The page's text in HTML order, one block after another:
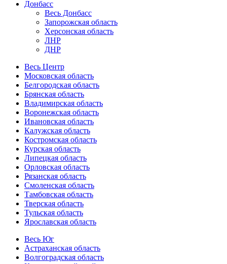
Донбасс
Весь Донбасс
Запорожская область
Херсонская область
ЛНР
ДНР
Весь Центр
Московская область
Белгородская область
Брянская область
Владимирская область
Воронежская область
Ивановская область
Калужская область
Костромская область
Курская область
Липецкая область
Орловская область
Рязанская область
Смоленская область
Тамбовская область
Тверская область
Тульская область
Ярославская область
Весь Юг
Астраханская область
Волгоградская область